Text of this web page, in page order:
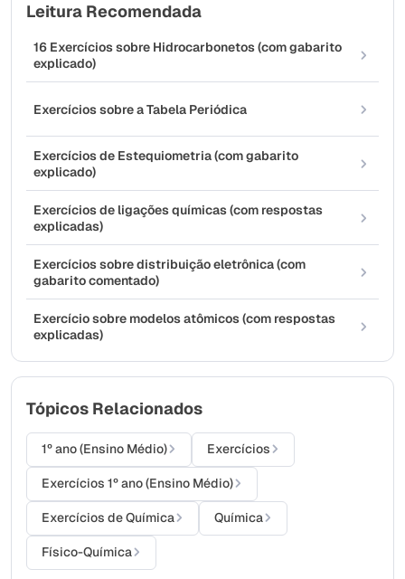
Leitura Recomendada
16 Exercícios sobre Hidrocarbonetos (com gabarito
explicado)
Exercícios sobre a Tabela Periódica
Exercícios de Estequiometria (com gabarito
explicado)
Exercícios de ligações químicas (com respostas
explicadas)
Exercícios sobre distribuição eletrônica (com
gabarito comentado)
Exercício sobre modelos atômicos (com respostas
explicadas)
Tópicos Relacionados
1º ano (Ensino Médio) Exercícios
Exercícios 1º ano (Ensino Médio)
Exercícios de Química Química
Físico-Química